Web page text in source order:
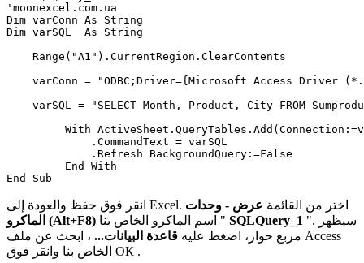
'moonexcel.com.ua
Dim varConn As String
Dim varSQL  As String
    Range("A1").CurrentRegion.ClearContents
varConn = "ODBC;Driver={Microsoft Access Driver
varSQL = "SELECT Month, Product, City FROM
With
             .CommandText = varSQL
             .Refresh BackgroundQuery:=False
         End With
انقر فوق حفظ والعودة إلى Excel. اختر من القائمة عرض - وحدات
الماكرو (Alt+F8)
اسم الماكرو الخاص بنا " SQLQuery_1 ". سيظهر
مربع حوار، اضغط عليه قاعدة البيانات... ، ابحث عن ملف Access
ОК .